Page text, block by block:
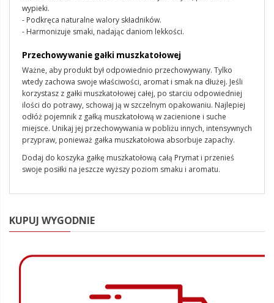
wypieki.
- Podkręca naturalne walory składników.
- Harmonizuje smaki, nadając daniom lekkości.
Przechowywanie gałki muszkatołowej
Ważne, aby produkt był odpowiednio przechowywany. Tylko
wtedy zachowa swoje właściwości, aromat i smak na dłużej. Jeśli
korzystasz z gałki muszkatołowej całej, po starciu odpowiedniej
ilości do potrawy, schowaj ją w szczelnym opakowaniu. Najlepiej
odłóż pojemnik z gałką muszkatołową w zacienione i suche
miejsce. Unikaj jej przechowywania w pobliżu innych, intensywnych
przypraw, ponieważ gałka muszkatołowa absorbuje zapachy.
Dodaj do koszyka gałkę muszkatołową całą Prymat i przenieś
swoje posiłki na jeszcze wyższy poziom smaku i aromatu.
KUPUJ WYGODNIE